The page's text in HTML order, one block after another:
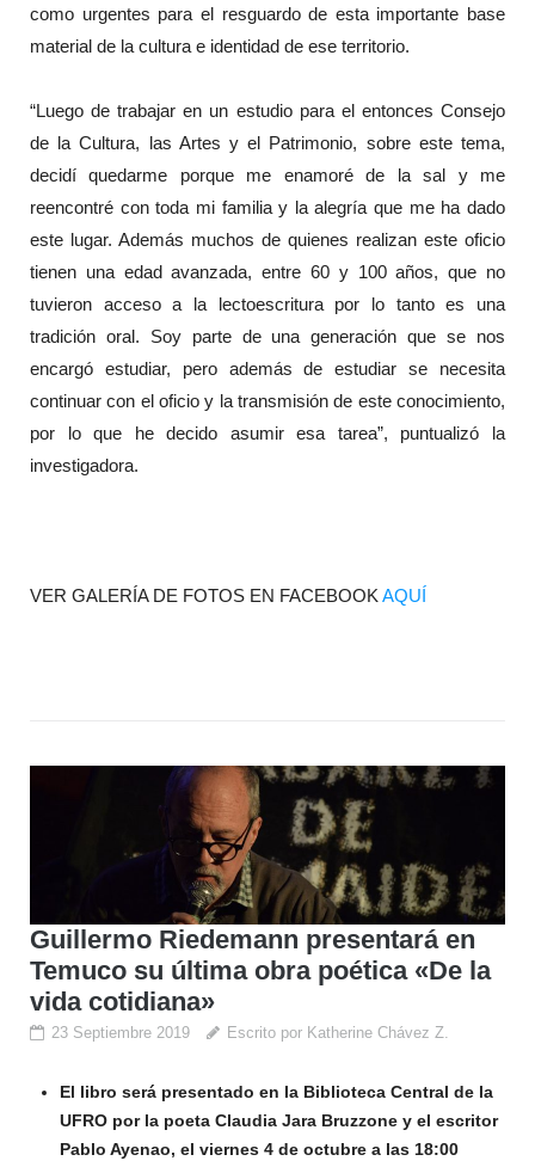
como urgentes para el resguardo de esta importante base
material de la cultura e identidad de ese territorio.
“Luego de trabajar en un estudio para el entonces Consejo
de la Cultura, las Artes y el Patrimonio, sobre este tema,
decidí quedarme porque me enamoré de la sal y me
reencontré con toda mi familia y la alegría que me ha dado
este lugar. Además muchos de quienes realizan este oficio
tienen una edad avanzada, entre 60 y 100 años, que no
tuvieron acceso a la lectoescritura por lo tanto es una
tradición oral. Soy parte de una generación que se nos
encargó estudiar, pero además de estudiar se necesita
continuar con el oficio y la transmisión de este conocimiento,
por lo que he decido asumir esa tarea”, puntualizó la
investigadora.
VER GALERÍA DE FOTOS EN FACEBOOK AQUÍ
Guillermo Riedemann presentará en
Temuco su última obra poética «De la
vida cotidiana»
23 Septiembre 2019 Escrito por Katherine Chávez Z.
El libro será presentado en la Biblioteca Central de la
UFRO por la poeta Claudia Jara Bruzzone y el escritor
Pablo Ayenao, el viernes 4 de octubre a las 18:00